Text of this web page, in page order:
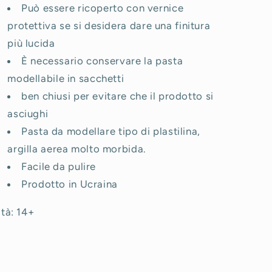
Può essere ricoperto con vernice
protettiva se si desidera dare una finitura
più lucida
È necessario conservare la pasta
modellabile in sacchetti
ben chiusi per evitare che il prodotto si
asciughi
Pasta da modellare tipo di plastilina,
argilla aerea molto morbida.
Facile da pulire
Prodotto in Ucraina
14+